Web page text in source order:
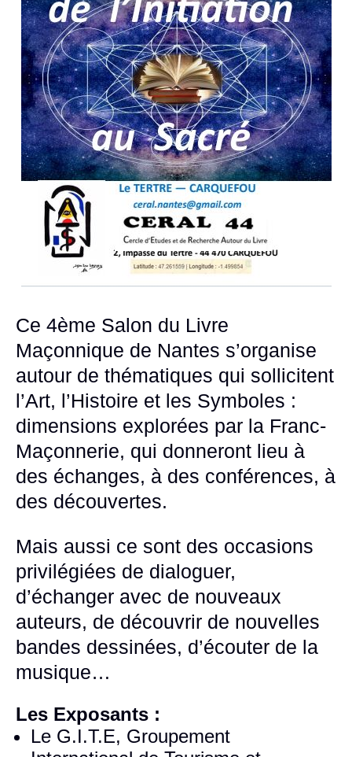
Ce 4ème Salon du Livre
Maçonnique de Nantes s’organise
autour de thématiques qui sollicitent
l’Art, l’Histoire et les Symboles :
dimensions explorées par la Franc-
Maçonnerie, qui donneront lieu à
des échanges, à des conférences, à
des découvertes.
Mais aussi ce sont des occasions
privilégiées de dialoguer,
d’échanger avec de nouveaux
auteurs, de découvrir de nouvelles
bandes dessinées, d’écouter de la
musique…
Les Exposants :
Le G.I.T.E, Groupement